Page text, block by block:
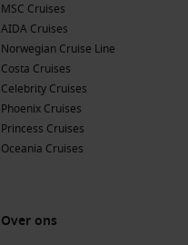
MSC Cruises
AIDA Cruises
Norwegian Cruise Line
Costa Cruises
Celebrity Cruises
Phoenix Cruises
Princess Cruises
Oceania Cruises
Over ons